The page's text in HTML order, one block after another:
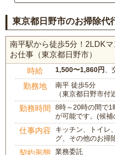
東京都日野市のお掃除代
南平駅から徒歩5分！2LDK
お仕事（東京都日野市）
時給 1,500〜1,860円
勤務地
南平 徒歩5分
（東京都日野市付
勤務時間
8時～20時の間で1
が可能です。(候
仕事内容
キッチン、トイレ
グ、その他のお掃
契約形態 業務委託